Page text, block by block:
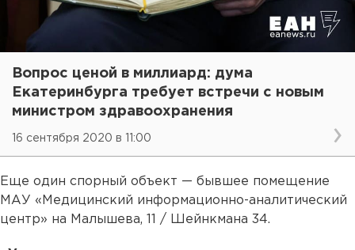
Вопрос ценой в миллиард: дума
Екатеринбурга требует встречи с новым
министром здравоохранения
16 сентября 2020 в 11:00
Еще один спорный объект — бывшее помещение
МАУ «Медицинский информационно-аналитический
центр» на Малышева, 11 / Шейнкмана 34.